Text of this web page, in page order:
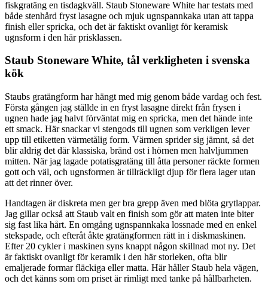
fiskgratäng en tisdagkväll. Staub Stoneware White har testats med
både stenhård fryst lasagne och mjuk ugnspannkaka utan att tappa
finish eller spricka, och det är faktiskt ovanligt för keramisk
ugnsform i den här prisklassen.
Staub Stoneware White, tål verkligheten i svenska
kök
Staubs gratängform har hängt med mig genom både vardag och fest.
Första gången jag ställde in en fryst lasagne direkt från frysen i
ugnen hade jag halvt förväntat mig en spricka, men det hände inte
ett smack. Här snackar vi stengods till ugnen som verkligen lever
upp till etiketten värmetålig form. Värmen sprider sig jämnt, så det
blir aldrig det där klassiska, bränd ost i hörnen men halvljummen
mitten. När jag lagade potatisgratäng till åtta personer räckte formen
gott och väl, och ugnsformen är tillräckligt djup för flera lager utan
att det rinner över.
Handtagen är diskreta men ger bra grepp även med blöta grytlappar.
Jag gillar också att Staub valt en finish som gör att maten inte biter
sig fast lika hårt. En omgång ugnspannkaka lossnade med en enkel
stekspade, och efteråt åkte gratängformen rätt in i diskmaskinen.
Efter 20 cykler i maskinen syns knappt någon skillnad mot ny. Det
är faktiskt ovanligt för keramik i den här storleken, ofta blir
emaljerade formar fläckiga eller matta. Här håller Staub hela vägen,
och det känns som om priset är rimligt med tanke på hållbarheten.